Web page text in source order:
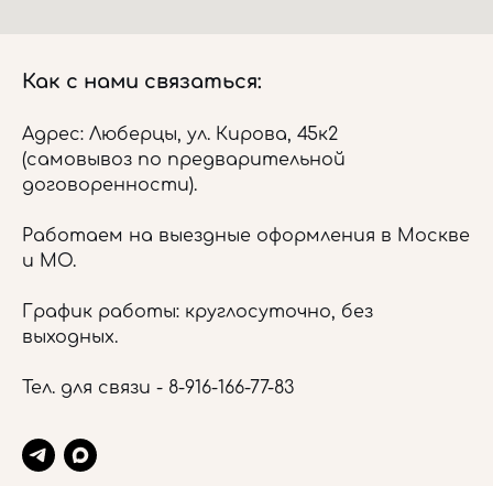
Как с нами связаться:
Адрес: Люберцы, ул. Кирова, 45к2
(самовывоз по предварительной
договоренности).
Работаем на выездные оформления в Москве
и МО.
График работы: круглосуточно, без
выходных.
Тел. для связи - 8-916-166-77-83